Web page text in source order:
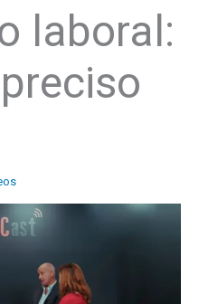
laboral: